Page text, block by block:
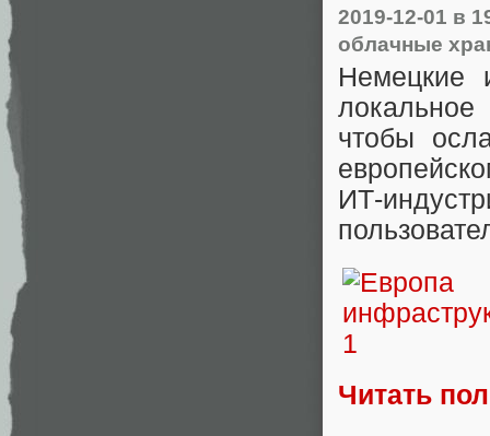
2019-12-01 в
облачные
Немецкие
чтобы
ИТ-
Читать